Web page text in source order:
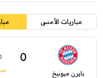
مباريات الأمس
بايرن ميونيخ
0